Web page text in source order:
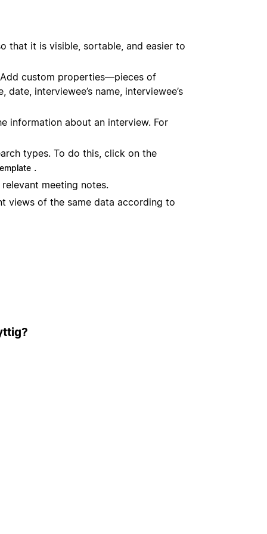
that it is visible, sortable, and easier to
custom properties—pieces of
interviewee’s name, interviewee’s
information about an interview. For
types. To do this, click on the
.
meeting notes.
views of the same data according to